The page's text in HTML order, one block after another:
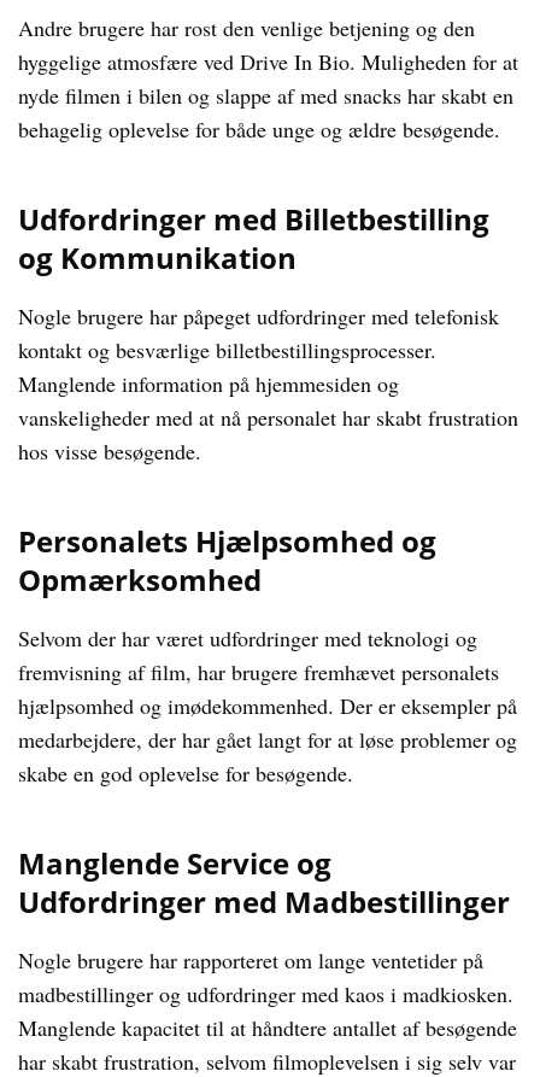
Andre brugere har rost den venlige betjening og den
hyggelige atmosfære ved Drive In Bio. Muligheden for at
nyde filmen i bilen og slappe af med snacks har skabt en
behagelig oplevelse for både unge og ældre besøgende.
Udfordringer med Billetbestilling
og Kommunikation
Nogle brugere har påpeget udfordringer med telefonisk
kontakt og besværlige billetbestillingsprocesser.
Manglende information på hjemmesiden og
vanskeligheder med at nå personalet har skabt frustration
hos visse besøgende.
Personalets Hjælpsomhed og
Opmærksomhed
Selvom der har været udfordringer med teknologi og
fremvisning af film, har brugere fremhævet personalets
hjælpsomhed og imødekommenhed. Der er eksempler på
medarbejdere, der har gået langt for at løse problemer og
skabe en god oplevelse for besøgende.
Manglende Service og
Udfordringer med Madbestillinger
Nogle brugere har rapporteret om lange ventetider på
madbestillinger og udfordringer med kaos i madkiosken.
Manglende kapacitet til at håndtere antallet af besøgende
har skabt frustration, selvom filmoplevelsen i sig selv var